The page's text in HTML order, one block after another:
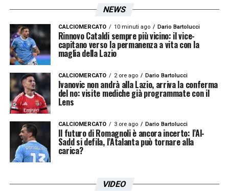
NEWS
CALCIOMERCATO 10 minuti ago Dario Bartolucci
Rinnovo Cataldi sempre più vicino: il vice-
capitano verso la permanenza a vita con la
maglia della Lazio
CALCIOMERCATO 2 ore ago Dario Bartolucci
Ivanovic non andrà alla Lazio, arriva la conferma
del no: visite mediche già programmate con il
Lens
CALCIOMERCATO 3 ore ago Dario Bartolucci
Il futuro di Romagnoli è ancora incerto: l’Al-
Sadd si defila, l’Atalanta può tornare alla
carica?
VIDEO